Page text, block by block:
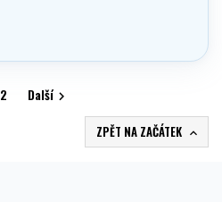
2 Další 
ZPĚT NA ZAČÁTEK 